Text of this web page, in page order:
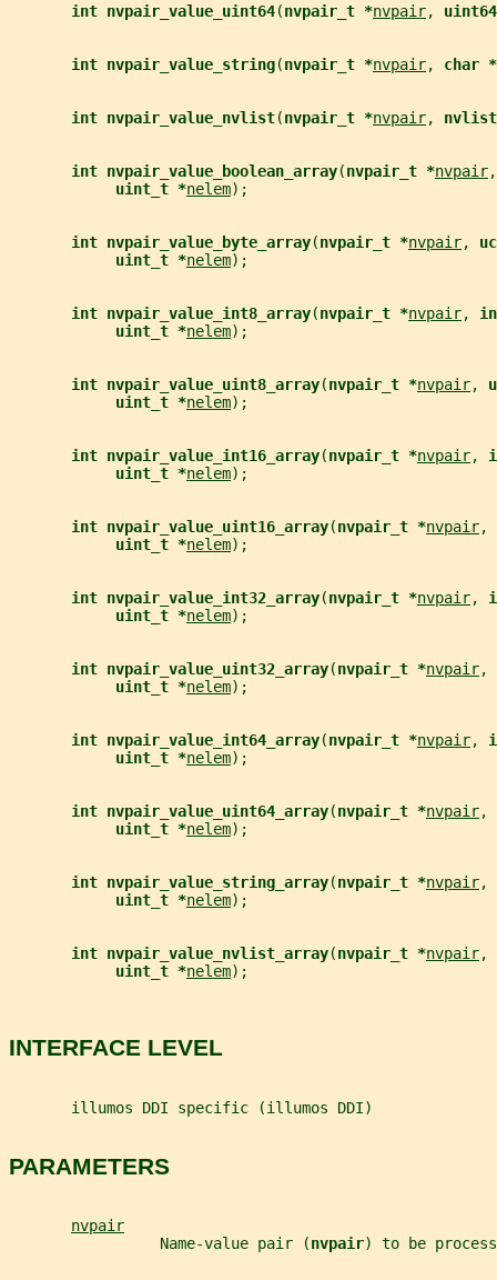
int nvpair_value_uint64(nvpair_t *nvpair,
int nvpair_value_string(nvpair_t *nvpair, char
int nvpair_value_nvlist(nvpair_t *nvpair,
int nvpair_value_boolean_array(nvpair_t *nvpair
uint_t *nelem);
int nvpair_value_byte_array(nvpair_t *nvpair,
uint_t *nelem);
int nvpair_value_int8_array(nvpair_t *nvpair,
uint_t *nelem);
int nvpair_value_uint8_array(nvpair_t *nvpair,
uint_t *nelem);
int nvpair_value_int16_array(nvpair_t *nvpair,
uint_t *nelem);
int nvpair_value_uint16_array(nvpair_t *nvpair,
uint_t *nelem);
int nvpair_value_int32_array(nvpair_t *nvpair,
uint_t *nelem);
int nvpair_value_uint32_array(nvpair_t *nvpair,
uint_t *nelem);
int nvpair_value_int64_array(nvpair_t *nvpair,
uint_t *nelem);
int nvpair_value_uint64_array(nvpair_t *nvpair,
uint_t *nelem);
int nvpair_value_string_array(nvpair_t *nvpair,
uint_t *nelem);
int nvpair_value_nvlist_array(nvpair_t *nvpair,
uint_t *nelem);
INTERFACE LEVEL
       illumos DDI specific (illumos DDI)
PARAMETERS
nvpair
                 Name-value pair (
nvpair) to be